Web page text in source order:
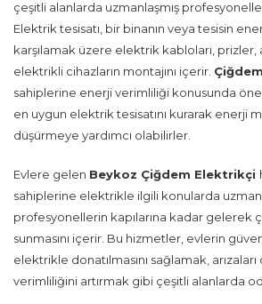
çeşitli alanlarda uzmanlaşmış
Elektrik tesisatı, bir binanın veya tesisin
karşılamak üzere elektrik kabloları,
elektrikli cihazların montajını içerir.
sahiplerine enerji verimliliği konusunda
en uygun elektrik tesisatını kurarak enerji
düşürmeye yardımcı olabilirler.
Evlere gelen Beykoz Çiğdem Elektrikçi
sahiplerine elektrikle ilgili konularda
profesyonellerin kapılarına kadar gelerek
sunmasını içerir. Bu hizmetler, evlerin
elektrikle donatılmasını sağlamak,
verimliliğini artırmak gibi çeşitli alanlarda